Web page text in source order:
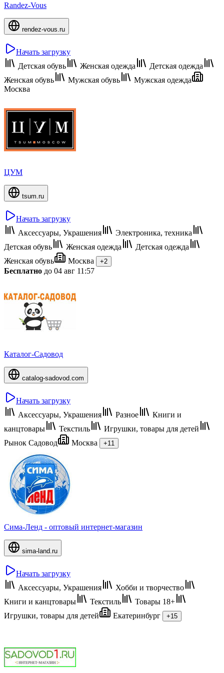
Randez-Vous
rendez-vous.ru
Начать загрузку
Детская обувь
Женская одежда
Детская одежда
Женская обувь
Мужская обувь
Мужская одежда
Москва
ЦУМ
tsum.ru
Начать загрузку
Аксессуары, Украшения
Электроника, техника
Детская обувь
Женская одежда
Детская одежда
Женская обувь
Москва +2
Бесплатно до 04 авг 11:57
Каталог-Садовод
catalog-sadovod.com
Начать загрузку
Аксессуары, Украшения
Разное
Книги и
канцтовары
Текстиль
Игрушки, товары для детей
Рынок Садовод
Москва +11
Сима-Ленд - оптовый интернет-магазин
sima-land.ru
Начать загрузку
Аксессуары, Украшения
Хобби и творчество
Книги и канцтовары
Текстиль
Товары 18+
Игрушки, товары для детей
Екатеринбург +15